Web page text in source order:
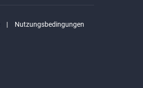
Nutzungsbedingungen